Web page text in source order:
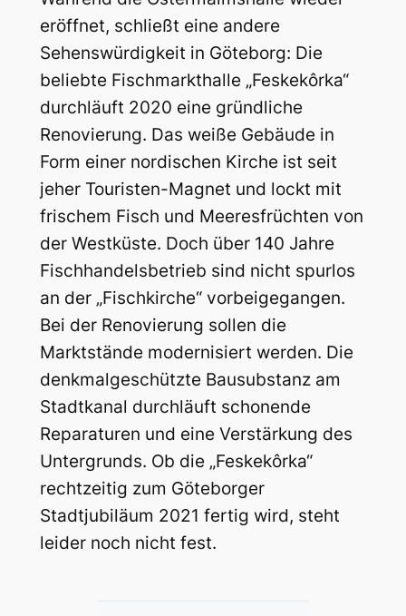
eröffnet, schließt eine andere
Sehenswürdigkeit in Göteborg: Die
beliebte Fischmarkthalle „Feskekôrka“
durchläuft 2020 eine gründliche
Renovierung. Das weiße Gebäude in
Form einer nordischen Kirche ist seit
jeher Touristen-Magnet und lockt mit
frischem Fisch und Meeresfrüchten von
der Westküste. Doch über 140 Jahre
Fischhandelsbetrieb sind nicht spurlos
an der „Fischkirche“ vorbeigegangen.
Bei der Renovierung sollen die
Marktstände modernisiert werden. Die
denkmalgeschützte Bausubstanz am
Stadtkanal durchläuft schonende
Reparaturen und eine Verstärkung des
Untergrunds. Ob die „Feskekôrka“
rechtzeitig zum Göteborger
Stadtjubiläum 2021 fertig wird, steht
leider noch nicht fest.